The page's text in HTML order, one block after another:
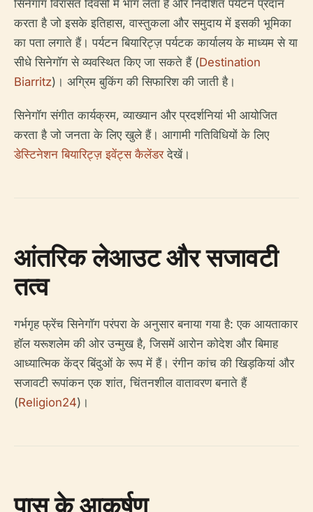
सिनेगॉग विरासत दिवसों में भाग लेता है और निर्देशित पर्यटन प्रदान
करता है जो इसके इतिहास, वास्तुकला और समुदाय में इसकी भूमिका
का पता लगाते हैं। पर्यटन बियारिट्ज़ पर्यटक कार्यालय के माध्यम से या
सीधे सिनेगॉग से व्यवस्थित किए जा सकते हैं (Destination
Biarritz)। अग्रिम बुकिंग की सिफारिश की जाती है।
सिनेगॉग संगीत कार्यक्रम, व्याख्यान और प्रदर्शनियां भी आयोजित
करता है जो जनता के लिए खुले हैं। आगामी गतिविधियों के लिए
डेस्टिनेशन बियारिट्ज़ इवेंट्स कैलेंडरदेखें।
आंतरिक लेआउट और सजावटी
तत्व
गर्भगृह फ्रेंच सिनेगॉग परंपरा के अनुसार बनाया गया है: एक आयताकार
हॉल यरूशलेम की ओर उन्मुख है, जिसमें आरोन कोदेश और बिमाह
आध्यात्मिक केंद्र बिंदुओं के रूप में हैं। रंगीन कांच की खिड़कियां और
सजावटी रूपांकन एक शांत, चिंतनशील वातावरण बनाते हैं
(Religion24)।